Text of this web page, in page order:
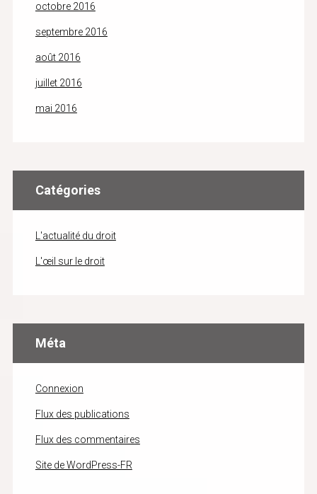
octobre 2016
septembre 2016
août 2016
juillet 2016
mai 2016
Catégories
L'actualité du droit
L'œil sur le droit
Méta
Connexion
Flux des publications
Flux des commentaires
Site de WordPress-FR